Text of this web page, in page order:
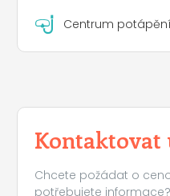
Centrum potápění
Chcete požádat o
potřebujete